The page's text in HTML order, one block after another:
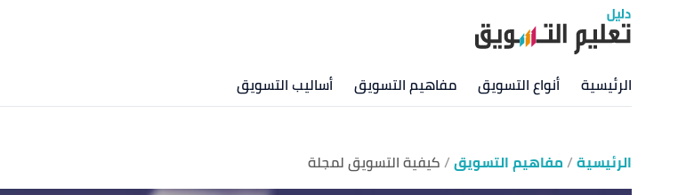
الرئيسية أنواع التسويق مفاهيم التسويق أساليب التسويق
الرئيسية مفاهيم التسويق كيفية التسويق لمجلة